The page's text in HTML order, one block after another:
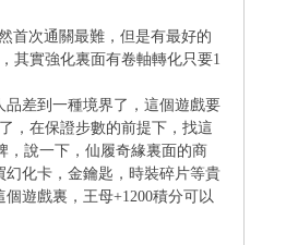
首次通關最難，但是有最好的
其實強化裏面有卷軸轉化只要1
差到一種境界了，這個遊戲要
，在保證步數的前提下，找這
，說一下，仙履奇緣裏面的商
化卡，金鑰匙，時裝碎片等貴
遊戲裏，王母+1200積分可以